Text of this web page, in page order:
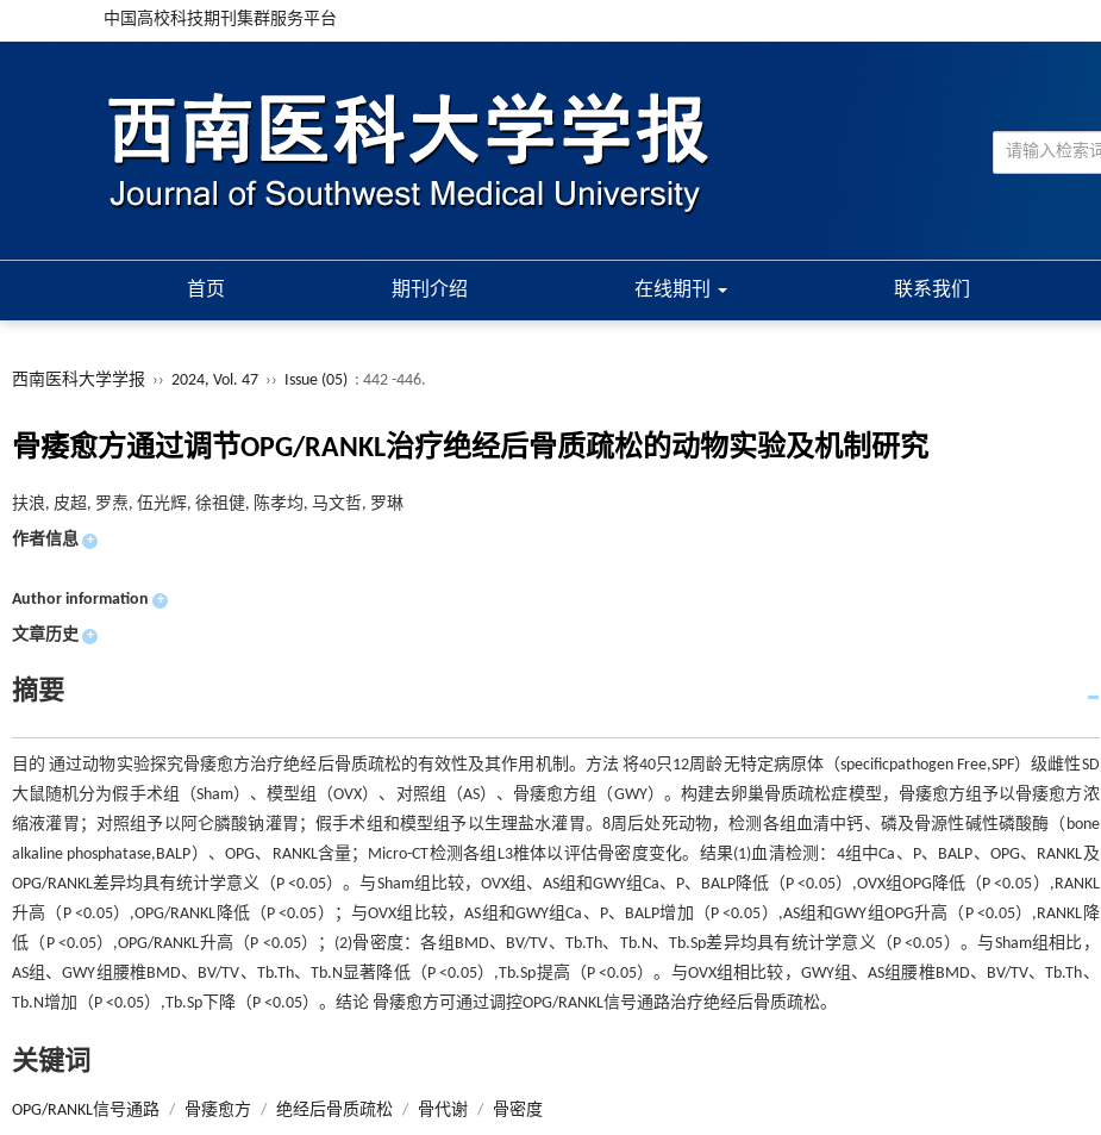
中国高校科技期刊集群服务平台
首页 期刊介绍 在线期刊 联系我们
西南医科大学学报 ›› 2024, Vol. 47 ›› Issue (05) : 442 -446.
骨痿愈方通过调节OPG/RANKL治疗绝经后骨质疏松的动物实验及机制研究
扶浪, 皮超, 罗焘, 伍光辉, 徐祖健, 陈孝均, 马文哲, 罗琳
作者信息 +
Author information +
文章历史 +
摘要
目的 通过动物实验探究骨痿愈方治疗绝经后骨质疏松的有效性及其作用机制。方法 将40只12周龄无特定病原体（specificpathogen Free,SPF）级雌性SD
大鼠随机分为假手术组（Sham）、模型组（OVX）、对照组（AS）、骨痿愈方组（GWY）。构建去卵巢骨质疏松症模型，骨痿愈方组予以骨痿愈方浓
缩液灌胃；对照组予以阿仑膦酸钠灌胃；假手术组和模型组予以生理盐水灌胃。8周后处死动物，检测各组血清中钙、磷及骨源性碱性磷酸酶（bone
alkaline phosphatase,BALP）、OPG、RANKL含量；Micro-CT检测各组L3椎体以评估骨密度变化。结果(1)血清检测：4组中Ca、P、BALP、OPG、RANKL及
OPG/RANKL差异均具有统计学意义（P <0.05）。与Sham组比较，OVX组、AS组和GWY组Ca、P、BALP降低（P <0.05）,OVX组OPG降低（P <0.05）,RANKL
升高（P <0.05）,OPG/RANKL降低（P <0.05）；与OVX组比较，AS组和GWY组Ca、P、BALP增加（P <0.05）,AS组和GWY组OPG升高（P <0.05）,RANKL降
低（P <0.05）,OPG/RANKL升高（P <0.05）；(2)骨密度：各组BMD、BV/TV、Tb.Th、Tb.N、Tb.Sp差异均具有统计学意义（P <0.05）。与Sham组相比，
AS组、GWY组腰椎BMD、BV/TV、Tb.Th、Tb.N显著降低（P <0.05）,Tb.Sp提高（P <0.05）。与OVX组相比较，GWY组、AS组腰椎BMD、BV/TV、Tb.Th、
Tb.N增加（P <0.05）,Tb.Sp下降（P <0.05）。结论 骨痿愈方可通过调控OPG/RANKL信号通路治疗绝经后骨质疏松。
关键词
OPG/RANKL信号通路 / 骨痿愈方 / 绝经后骨质疏松 / 骨代谢 / 骨密度